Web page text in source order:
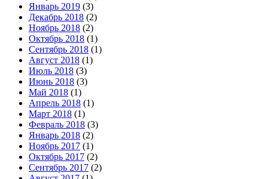
Январь 2019 (3)
Декабрь 2018 (2)
Ноябрь 2018 (2)
Октябрь 2018 (1)
Сентябрь 2018 (1)
Август 2018 (1)
Июль 2018 (3)
Июнь 2018 (3)
Май 2018 (1)
Апрель 2018 (1)
Март 2018 (1)
Февраль 2018 (3)
Январь 2018 (2)
Ноябрь 2017 (1)
Октябрь 2017 (2)
Сентябрь 2017 (2)